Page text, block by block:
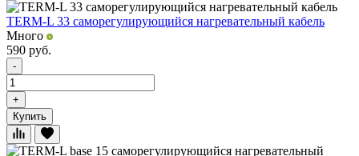
TERM-L 33 саморегулирующийся нагревательный кабель
Много
590 руб.
-
+
Купить